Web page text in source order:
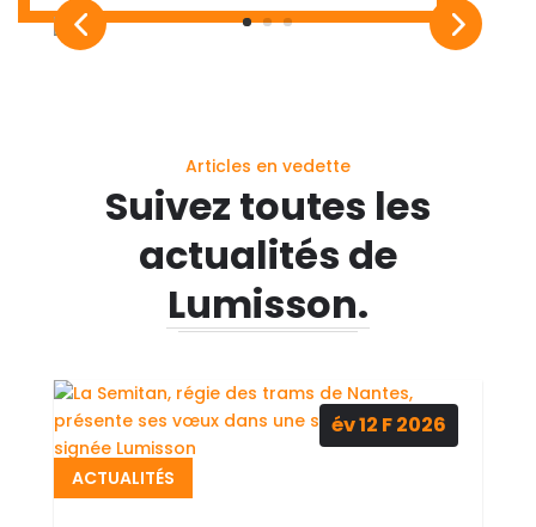
Articles en vedette
Suivez toutes les
actualités de
Lumisson.
ACTUALITÉS
év 12 F2026